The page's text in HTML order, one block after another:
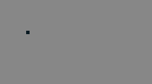
upraszczające
danych